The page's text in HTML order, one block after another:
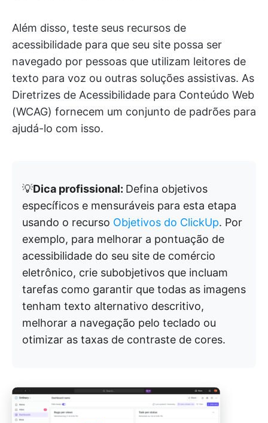
Além disso, teste seus recursos de
acessibilidade para que seu site possa ser
navegado por pessoas que utilizam leitores de
texto para voz ou outras soluções assistivas. As
Diretrizes de Acessibilidade para Conteúdo Web
(WCAG) fornecem um conjunto de padrões para
ajudá-lo com isso.
💡Dica profissional: Defina objetivos
específicos e mensuráveis para esta etapa
usando o recurso Objetivos do ClickUp. Por
exemplo, para melhorar a pontuação de
acessibilidade do seu site de comércio
eletrônico, crie subobjetivos que incluam
tarefas como garantir que todas as imagens
tenham texto alternativo descritivo,
melhorar a navegação pelo teclado ou
otimizar as taxas de contraste de cores.